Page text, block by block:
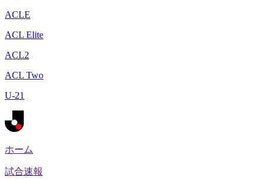
ACLE
ACL Elite
ACL2
ACL Two
U-21
ホーム
試合速報